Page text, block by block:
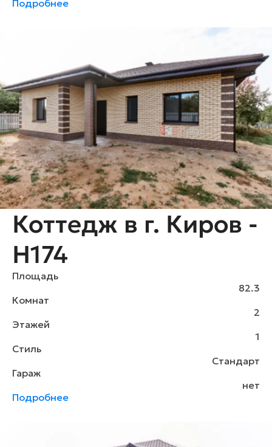
Подробнее
Коттедж в г. Киров -
H174
Площадь
82.3
Комнат
2
Этажей
1
Стиль
Стандарт
Гараж
нет
Подробнее